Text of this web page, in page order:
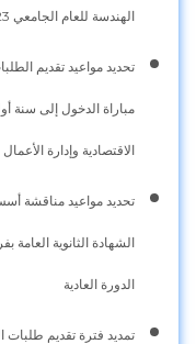
الهندسة للعام الجامعي 2023-2024
تحديد مواعيد تقديم
مباراة الدخول إلى سنة
الاقتصادية وإدارة الأعمال
تحديد مواعيد مناقشة
الدورة العادية
تمديد فترة تقديم طلبات